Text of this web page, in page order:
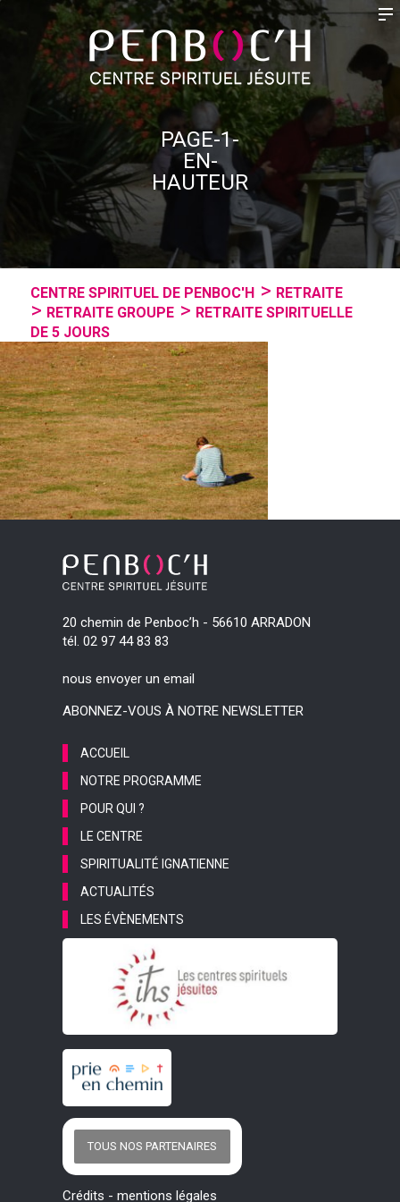
PAGE-1-
EN-
HAUTEUR
CENTRE SPIRITUEL DE PENBOC'H
RETRAITE
RETRAITE GROUPE
RETRAITE SPIRITUELLE
DE 5 JOURS
20 chemin de Penboc’h - 56610 ARRADON
tél. 02 97 44 83 83
nous envoyer un email
ABONNEZ-VOUS À NOTRE NEWSLETTER
ACCUEIL
NOTRE PROGRAMME
POUR QUI ?
LE CENTRE
SPIRITUALITÉ IGNATIENNE
ACTUALITÉS
LES ÉVÈNEMENTS
TOUS NOS PARTENAIRES
Crédits - mentions légales